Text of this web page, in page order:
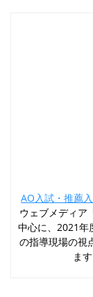
AO入試・推薦
ウェブメディア
中心に、2021年
の指導現場の視
ま